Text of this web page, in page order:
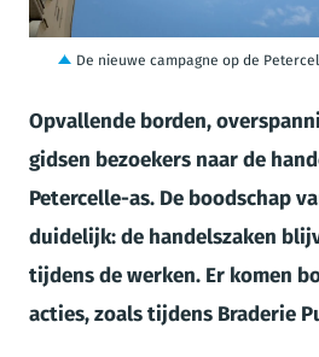
JPG
De nieuwe campagne op de
Opvallende borden,
gidsen bezoekers naar de
Petercelle-as. De boodschap
duidelijk: de handelszaken
tijdens de werken. Er komen
acties, zoals tijdens Braderie